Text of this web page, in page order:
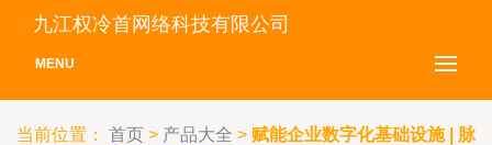
九江权冷首网络科技有限公司
MENU
当前位置： 首页 > 产品大全 > 赋能企业数字化基础设施 | 脉